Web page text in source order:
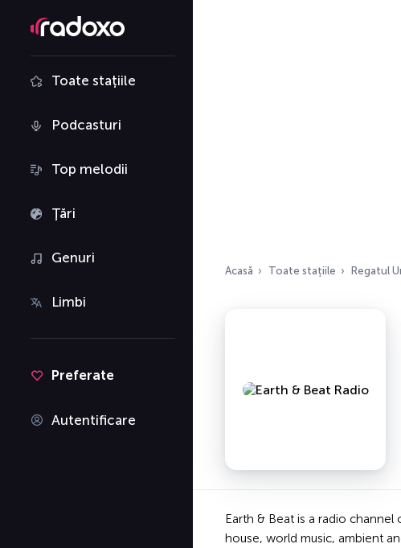
Toate stațiile
Podcasturi
Top melodii
Țări
Genuri
Limbi
Preferate
Autentificare
Acasă Toate stațiile Regatul
Earth & Beat is a radio
house, world music, ambient